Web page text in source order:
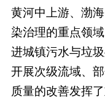
黄河中上游、渤
染治理的重点领
进城镇污水与垃
开展次级流域、
质量的改善发挥